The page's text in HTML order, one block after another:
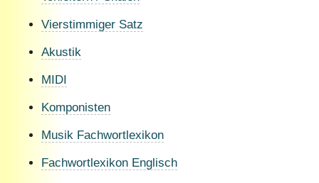
Vierstimmiger Satz
Akustik
MIDI
Komponisten
Musik Fachwortlexikon
Fachwortlexikon Englisch